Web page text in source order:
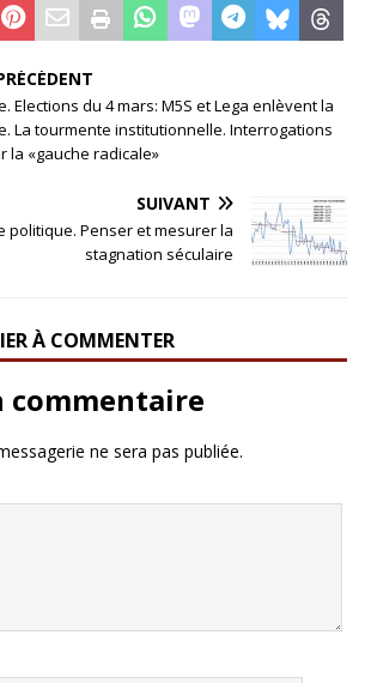
Elections du 4 mars: M5S et Lega enlèvent la
La tourmente institutionnelle. Interrogations
la «gauche radicale»
SUIVANT
politique. Penser et mesurer la
stagnation séculaire
À COMMENTER
commentaire
ne sera pas publiée.